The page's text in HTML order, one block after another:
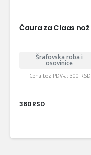
Čaura za Claas nož
Šrafovska roba i
osovinice
Cena bez PDV-a: 300 RSD
360RSD